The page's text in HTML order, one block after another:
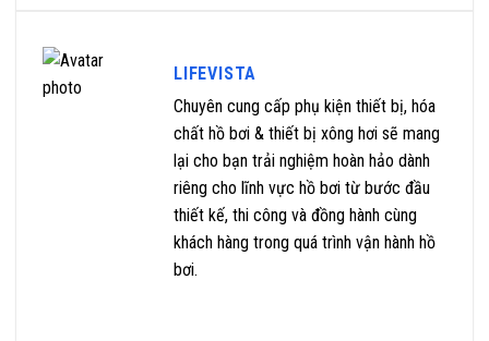
LIFEVISTA
Chuyên cung cấp phụ kiện thiết bị, hóa
chất hồ bơi & thiết bị xông hơi sẽ mang
lại cho bạn trải nghiệm hoàn hảo dành
riêng cho lĩnh vực hồ bơi từ bước đầu
thiết kế, thi công và đồng hành cùng
khách hàng trong quá trình vận hành hồ
bơi.